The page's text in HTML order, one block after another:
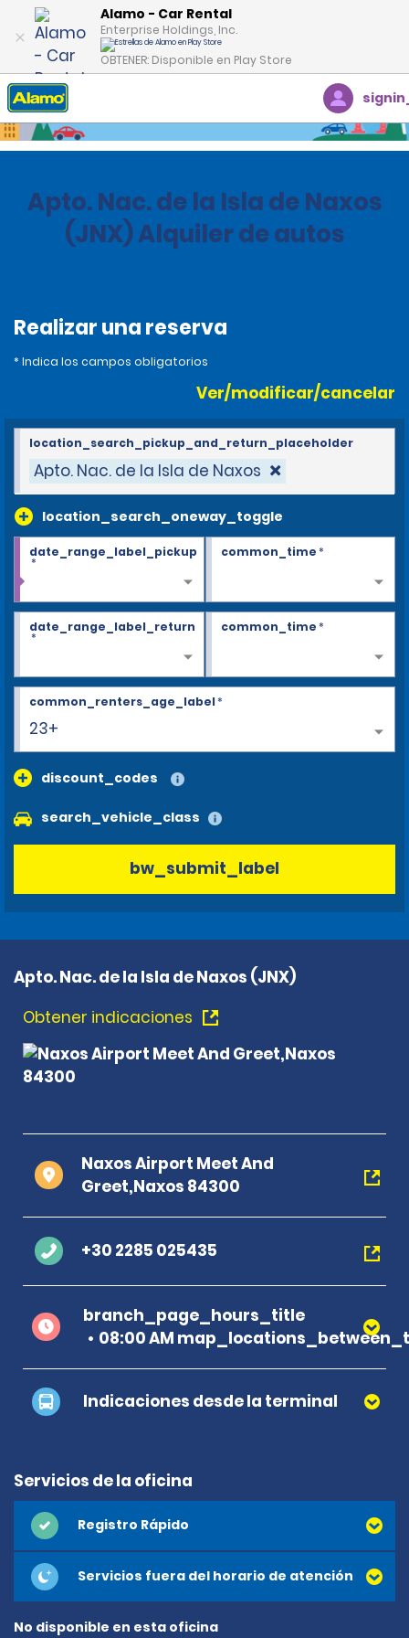
Alamo - Car Rental
Enterprise Holdings, Inc.
OBTENER: Disponible en Play Store
Inicio Oficinas
Apto. Nac. de la Isla de Naxos
(JNX) Alquiler de autos
Realizar una reserva
* Indica los campos obligatorios
Ver/modificar/cancelar
Apto. Nac. de la Isla de Naxos
location_search_oneway_toggle
location_search_pickup_and_return_placeholder
date_range_label_pickup
*
common_time*
date_range_label_return
*
common_time*
23+
common_renters_age_label*
discount_codes
search_vehicle_class
bw_submit_label
Apto. Nac. de la Isla de Naxos (JNX)
Obtener indicaciones
Naxos Airport Meet And
Greet,Naxos 84300
+30 2285 025435
branch_page_hours_title
08:00 AM
Indicaciones desde la terminal
Servicios de la oficina
Registro Rápido
Servicios fuera del horario de atención
No disponible en esta oficina